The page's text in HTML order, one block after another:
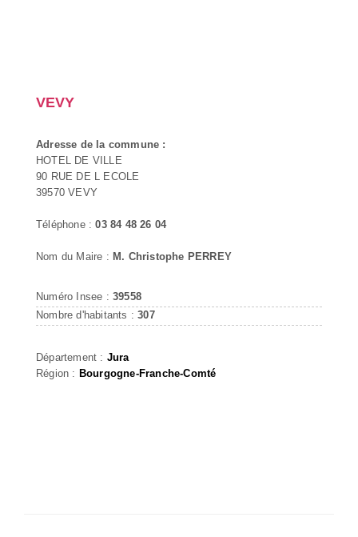
VEVY
Adresse de la commune :
HOTEL DE VILLE
90 RUE DE L ECOLE
39570 VEVY
Téléphone :03 84 48 26 04
Nom du Maire : M. Christophe PERREY
Numéro Insee : 39558
Nombre d'habitants :307
Département : Jura
Région : Bourgogne-Franche-Comté